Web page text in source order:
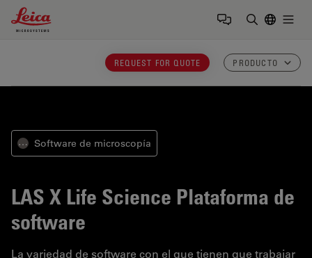
Leica Microsystems Logo
REQUEST FOR QUOTE PRODUCTO
⋯ Software de microscopía
LAS X Life Science Plataforma de
software
La variedad de software con el que tienen que trabajar